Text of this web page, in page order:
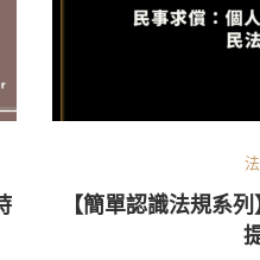
【簡單認識法規系